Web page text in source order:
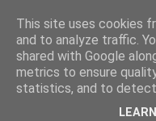
This site uses cookies
and to analyze traffic.
shared with Google
metrics to ensure
statistics, and to detect